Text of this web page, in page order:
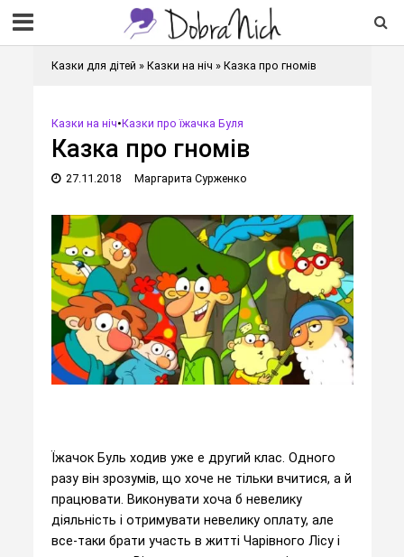
Казки для дітей » Казки на ніч » Казка про гномів
Казки на ніч•Казки про їжачка Буля
Казка про гномів
27.11.2018 Маргарита Сурженко
Їжачок Буль ходив уже e другий клас. Одного
разу він зрозумів, що хоче не тільки вчитися, а й
працювати. Виконувати хоча б невелику
діяльність і отримувати невелику оплату, але
все-таки брати участь в житті Чарівного Лісу і